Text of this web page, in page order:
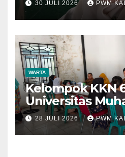
30 JULI 2026 PWM
WARTA
Kelompok KKN
Universitas
Pontianak
Cat Bangunan
Pelayanan
28 JULI 2026 PWM